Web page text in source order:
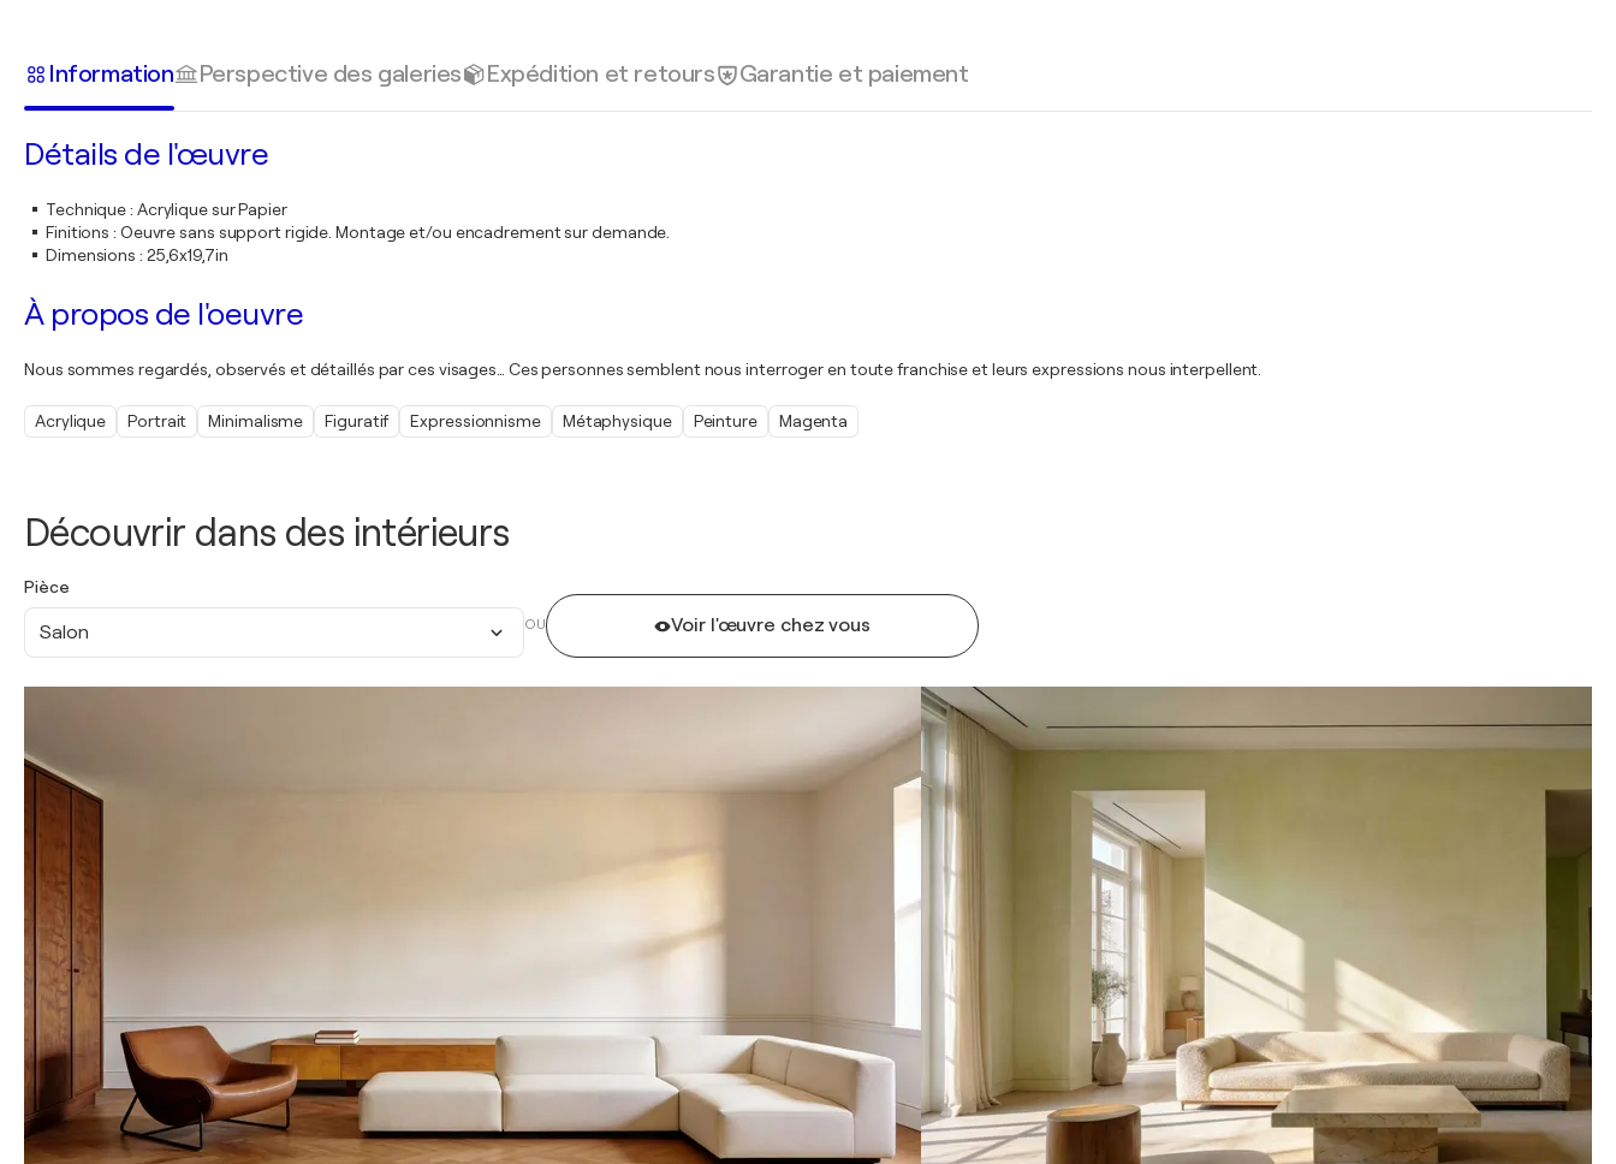
Découvrir dans des intérieurs
Pièce
Salon OU Voir l'œuvre chez vous
Information Perspective des galeries Expédition et retours Garantie et paiement
Détails de l'œuvre
Technique: Acrylique sur Papier
Finitions : Oeuvre sans support rigide. Montage et/ou encadrement sur demande.
Dimensions : 25,6x19,7in
À propos de l'oeuvre
Nous sommes regardés, observés et détaillés par ces visages… Ces personnes semblent nous interroger en toute franchise et leurs expressions nous interpellent.
Acrylique Portrait Minimalisme Figuratif Expressionnisme Métaphysique Peinture Magenta